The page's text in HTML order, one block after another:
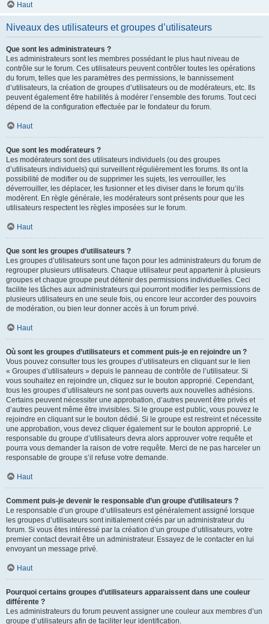
Haut
Niveaux des utilisateurs et groupes d’utilisateurs
Que sont les administrateurs ?
Les administrateurs sont les membres possédant le plus haut niveau de
contrôle sur le forum. Ces utilisateurs peuvent contrôler toutes les opérations
du forum, telles que les paramètres des permissions, le bannissement
d’utilisateurs, la création de groupes d’utilisateurs ou de modérateurs, etc. Ils
peuvent également être habilités à modérer l’ensemble des forums. Tout ceci
dépend de la configuration effectuée par le fondateur du forum.
Haut
Que sont les modérateurs ?
Les modérateurs sont des utilisateurs individuels (ou des groupes
d’utilisateurs individuels) qui surveillent régulièrement les forums. Ils ont la
possibilité de modifier ou de supprimer les sujets, les verrouiller, les
déverrouiller, les déplacer, les fusionner et les diviser dans le forum qu’ils
modèrent. En règle générale, les modérateurs sont présents pour que les
utilisateurs respectent les règles imposées sur le forum.
Haut
Que sont les groupes d’utilisateurs ?
Les groupes d’utilisateurs sont une façon pour les administrateurs du forum de
regrouper plusieurs utilisateurs. Chaque utilisateur peut appartenir à plusieurs
groupes et chaque groupe peut détenir des permissions individuelles. Ceci
facilite les tâches aux administrateurs qui pourront modifier les permissions de
plusieurs utilisateurs en une seule fois, ou encore leur accorder des pouvoirs
de modération, ou bien leur donner accès à un forum privé.
Haut
Où sont les groupes d’utilisateurs et comment puis-je en rejoindre un ?
Vous pouvez consulter tous les groupes d’utilisateurs en cliquant sur le lien
« Groupes d’utilisateurs » depuis le panneau de contrôle de l’utilisateur. Si
vous souhaitez en rejoindre un, cliquez sur le bouton approprié. Cependant,
tous les groupes d’utilisateurs ne sont pas ouverts aux nouvelles adhésions.
Certains peuvent nécessiter une approbation, d’autres peuvent être privés et
d’autres peuvent même être invisibles. Si le groupe est public, vous pouvez le
rejoindre en cliquant sur le bouton dédié. Si le groupe est restreint et nécessite
une approbation, vous devez cliquer également sur le bouton approprié. Le
responsable du groupe d’utilisateurs devra alors approuver votre requête et
pourra vous demander la raison de votre requête. Merci de ne pas harceler un
responsable de groupe s’il refuse votre demande.
Haut
Comment puis-je devenir le responsable d’un groupe d’utilisateurs ?
Le responsable d’un groupe d’utilisateurs est généralement assigné lorsque
les groupes d’utilisateurs sont initialement créés par un administrateur du
forum. Si vous êtes intéressé par la création d’un groupe d’utilisateurs, votre
premier contact devrait être un administrateur. Essayez de le contacter en lui
envoyant un message privé.
Haut
Pourquoi certains groupes d’utilisateurs apparaissent dans une couleur
différente ?
Les administrateurs du forum peuvent assigner une couleur aux membres d’un
groupe d’utilisateurs afin de faciliter leur identification.